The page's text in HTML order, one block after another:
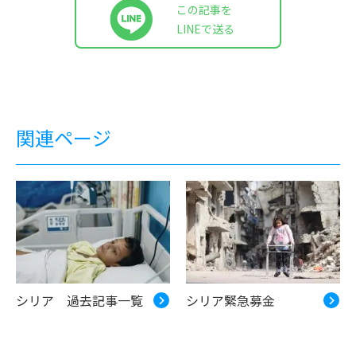
この記事を
LINEで送る
関連ページ
シリア 過去記事一覧 シリア緊急募金